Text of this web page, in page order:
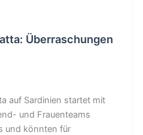
Überraschungen
auf Sardinien startet mit
und Frauenteams
und könnten für